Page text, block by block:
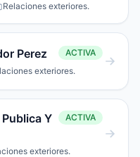
Relaciones exteriores.
Perez ACTIVA
exteriores.
Y
ACTIVA
exteriores.